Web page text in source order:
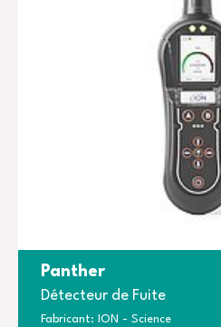
Panther
Détecteur de Fuite
Fabricant: ION - Science